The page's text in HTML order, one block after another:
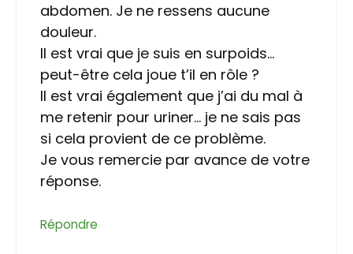
abdomen. Je ne ressens aucune
douleur.
Il est vrai que je suis en surpoids…
peut-être cela joue t’il en rôle ?
Il est vrai également que j’ai du mal à
me retenir pour uriner… je ne sais pas
si cela provient de ce problème.
Je vous remercie par avance de votre
réponse.
Répondre